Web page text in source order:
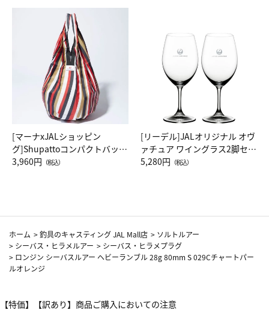
[マーナxJALショッピン
グ]Shupattoコンパクトバッグ
Drop JAL客室乗務員（LC）ス
3,960円 （税込）
[リーデル]JALオリジナル オヴ
ァチュア ワイングラス2脚セッ
ト（レッドワイン）
5,280円 （税込）
ホーム >釣具のキャスティング JAL Mall店 > ソルトルアー
> シーバス・ヒラメルアー > シーバス・ヒラメプラグ
> ロンジン シーバスルアー ヘビーランブル 28g 80mm S 029Cチャートパー
ルオレンジ
【特価】【訳あり】商品ご購入においての注意